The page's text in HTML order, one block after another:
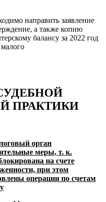
направить заявление
а также копию
балансу за 2022 год
ПРАКТИКИ
орган
меры, т. к.
на счете
при этом
операции по счетам